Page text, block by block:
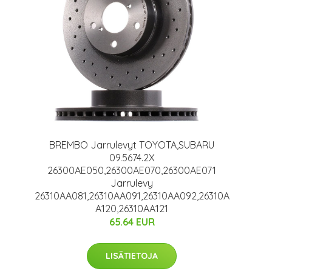
BREMBO Jarrulevyt TOYOTA,SUBARU
09.5674.2X
26300AE050,26300AE070,26300AE071
Jarrulevy
26310AA081,26310AA091,26310AA092,26310A
A120,26310AA121
65.64 EUR
LISÄTIETOJA